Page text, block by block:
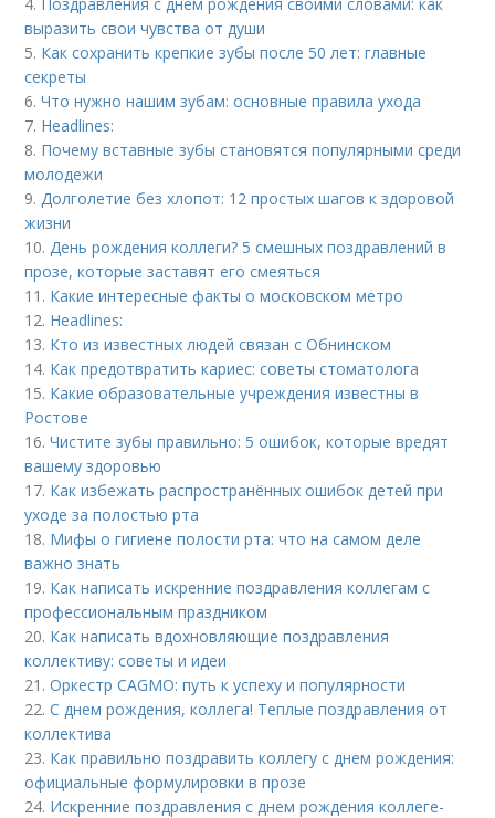
выразить свои чувства от души
5. Как сохранить крепкие зубы после 50 лет: главные
секреты
6.Что нужно нашим зубам: основные правила ухода
7. Headlines:
8. Почему вставные зубы становятся популярными среди
молодежи
9. Долголетие без хлопот: 12 простых шагов к здоровой
жизни
10. День рождения коллеги? 5 смешных поздравлений в
прозе, которые заставят его смеяться
11. Какие интересные факты о московском метро
12. Headlines:
13. Кто из известных людей связан с Обнинском
14. Как предотвратить кариес: советы стоматолога
15. Какие образовательные учреждения известны в
Ростове
16.Чистите зубы правильно: 5 ошибок, которые вредят
вашему здоровью
17. Как избежать распространённых ошибок детей при
уходе за полостью рта
18. Мифы о гигиене полости рта: что на самом деле
важно знать
19. Как написать искренние поздравления коллегам с
профессиональным праздником
20. Как написать вдохновляющие поздравления
коллективу: советы и идеи
21.Оркестр CAGMO: путь к успеху и популярности
22.С днем рождения, коллега! Теплые поздравления от
коллектива
23. Как правильно поздравить коллегу с днем рождения:
официальные формулировки в прозе
24. Искренние поздравления с днем рождения коллеге-